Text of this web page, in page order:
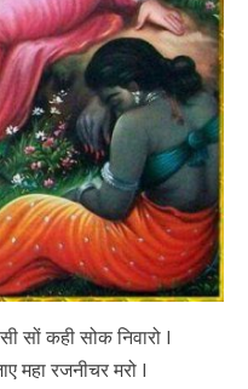
सों कही सोक निवारो I
महा रजनीचर मरो I